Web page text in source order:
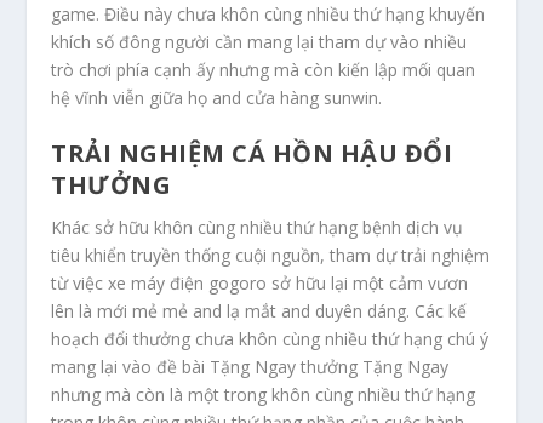
game. Điều này chưa khôn cùng nhiều thứ hạng khuyến
khích số đông người cần mang lại tham dự vào nhiều
trò chơi phía cạnh ấy nhưng mà còn kiến lập mối quan
hệ vĩnh viễn giữa họ and cửa hàng sunwin.
TRẢI NGHIỆM CÁ HỒN HẬU ĐỔI
THƯỞNG
Khác sở hữu khôn cùng nhiều thứ hạng bệnh dịch vụ
tiêu khiển truyền thống cuội nguồn, tham dự trải nghiệm
từ việc xe máy điện gogoro sở hữu lại một cảm vươn
lên là mới mẻ mẻ and lạ mắt and duyên dáng. Các kế
hoạch đổi thưởng chưa khôn cùng nhiều thứ hạng chú ý
mang lại vào đề bài Tặng Ngay thưởng Tặng Ngay
nhưng mà còn là một trong khôn cùng nhiều thứ hạng